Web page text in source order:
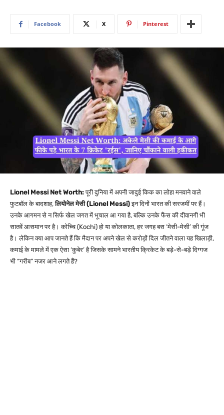
Facebook X Pinterest
Lionel Messi Net Worth:पूरी दुनिया में अपनी जादुई किक का लोहा मनवाने वाले
फुटबॉल के बादशाह,लियोनेल मेसी (Lionel Messi)इन दिनों भारत की सरजमीं पर हैं।
उनके आगमन से न सिर्फ खेल जगत में भूचाल आ गया है, बल्कि उनके फैंस की दीवानगी भी
सातवें आसमान पर है। कोच्चि (Kochi) हो या कोलकाता, हर जगह बस ‘मेसी-मेसी’ की गूंज
है। लेकिन क्या आप जानते हैं कि मैदान पर अपने खेल से करोड़ों दिल जीतने वाला यह खिलाड़ी,
कमाई के मामले में एक ऐसा ‘कुबेर’ है जिसके सामने भारतीय क्रिकेट के बड़े-से-बड़े दिग्गज
भी “गरीब” नजर आने लगते हैं?